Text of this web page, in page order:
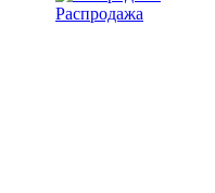
Распродажа